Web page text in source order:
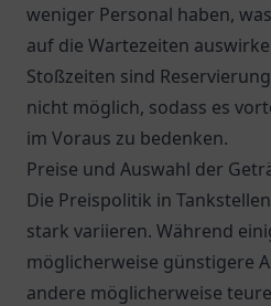
weniger Personal haben,
auf die Wartezeiten
Stoßzeiten sind
nicht möglich, sodass es
im Voraus zu bedenken.
Preise und Auswahl der
Die Preispolitik in
stark variieren. Während
möglicherweise günstigere
andere möglicherweise